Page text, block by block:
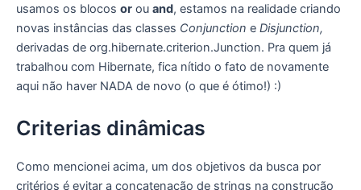
usamos os blocos or ou and, estamos na realidade criando
novas instâncias das classes Conjunction e Disjunction,
derivadas de org.hibernate.criterion.Junction. Pra quem já
trabalhou com Hibernate, fica nítido o fato de novamente
aqui não haver NADA de novo (o que é ótimo!) :)
Criterias dinâmicas
Como mencionei acima, um dos objetivos da busca por
critérios é evitar a concatenação de strings na construção